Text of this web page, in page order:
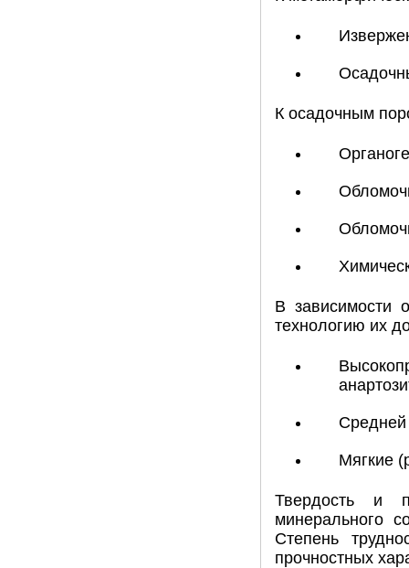
К осадочным
В зависимости
технологию их
Мягкие
Твердость и
минерального
Степень
прочностных